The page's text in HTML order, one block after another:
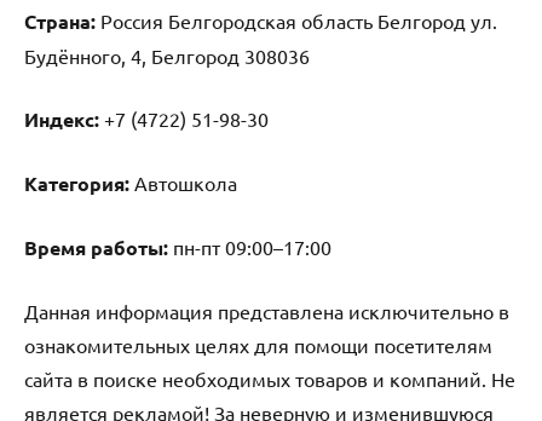
Страна: Россия Белгородская область Белгород ул.
Будённого, 4, Белгород 308036
Индекс: +7 (4722) 51-98-30
Категория: Автошкола
Время работы: пн-пт 09:00–17:00
Данная информация представлена исключительно в
ознакомительных целях для помощи посетителям
сайта в поиске необходимых товаров и компаний. Не
является рекламой! За неверную и изменившуюся